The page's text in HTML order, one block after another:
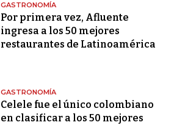
GASTRONOMÍA
Por primera vez, Afluente
ingresa a los 50 mejores
restaurantes de Latinoamérica
GASTRONOMÍA
Celele fue el único colombiano
en clasificar a los 50 mejores